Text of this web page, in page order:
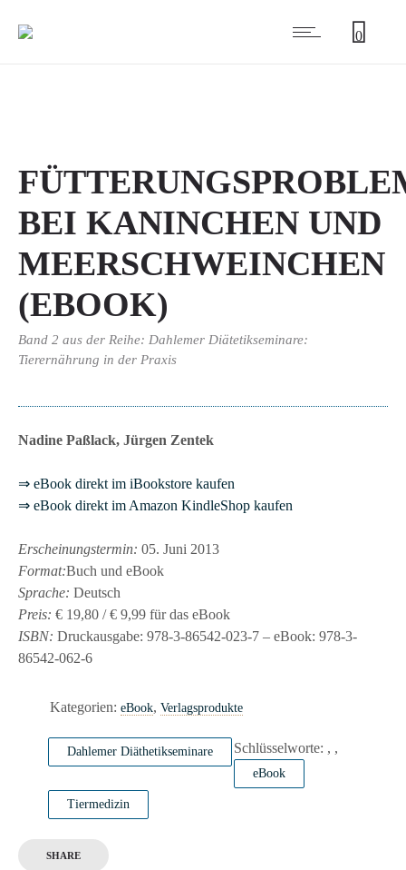
0
BEI KANINCHEN UND
MEERSCHWEINCHEN
(EBOOK)
Band 2 aus der Reihe: Dahlemer Diätetikseminare:
Tierernährung in der Praxis
Nadine Paßlack, Jürgen Zentek
⇒ eBook direkt im iBookstore kaufen
⇒ eBook direkt im Amazon KindleShop kaufen
Erscheinungstermin: 05. Juni 2013
Format:Buch und eBook
Sprache: Deutsch
Preis: € 19,80 / € 9,99 für das eBook
ISBN: Druckausgabe: 978-3-86542-023-7 – eBook: 978-3-
86542-062-6
Kategorien: eBook, Verlagsprodukte
Schlüsselworte:
Dahlemer Diäthetikseminare ,
eBook
,
Tiermedizin
SHARE